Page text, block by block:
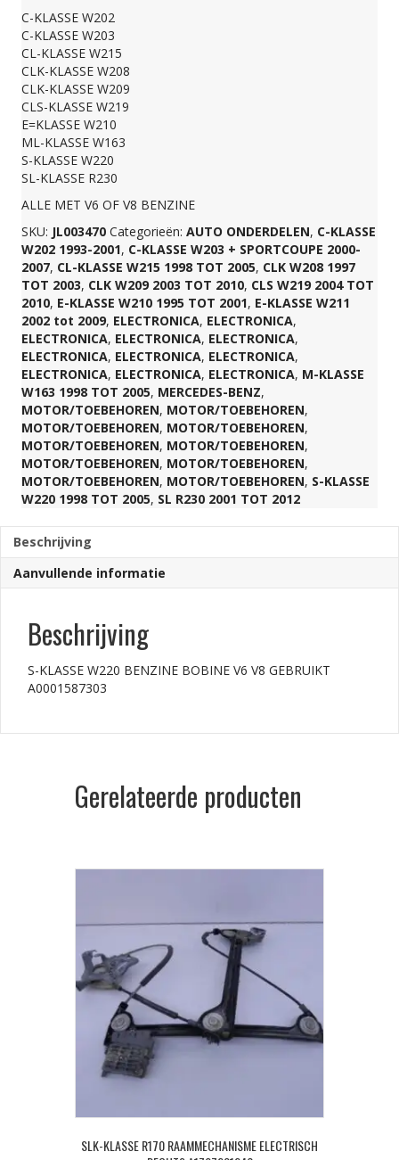
GEBRUIKT
A0001587303
aantal
C-KLASSE W202
C-KLASSE W203
CL-KLASSE W215
CLK-KLASSE W208
CLK-KLASSE W209
CLS-KLASSE W219
E=KLASSE W210
ML-KLASSE W163
S-KLASSE W220
SL-KLASSE R230
ALLE MET V6 OF V8 BENZINE
SKU: JL003470 Categorieën: AUTO ONDERDELEN, C-KLASSE
W202 1993-2001, C-KLASSE W203 + SPORTCOUPE 2000-
2007, CL-KLASSE W215 1998 TOT 2005, CLK W208 1997
TOT 2003, CLK W209 2003 TOT 2010, CLS W219 2004 TOT
2010, E-KLASSE W210 1995 TOT 2001, E-KLASSE W211
2002 tot 2009, ELECTRONICA, ELECTRONICA,
ELECTRONICA, ELECTRONICA, ELECTRONICA,
ELECTRONICA, ELECTRONICA, ELECTRONICA,
ELECTRONICA, ELECTRONICA, ELECTRONICA, M-KLASSE
W163 1998 TOT 2005, MERCEDES-BENZ,
MOTOR/TOEBEHOREN, MOTOR/TOEBEHOREN,
MOTOR/TOEBEHOREN, MOTOR/TOEBEHOREN,
MOTOR/TOEBEHOREN, MOTOR/TOEBEHOREN,
MOTOR/TOEBEHOREN, MOTOR/TOEBEHOREN,
MOTOR/TOEBEHOREN, MOTOR/TOEBEHOREN, S-KLASSE
W220 1998 TOT 2005, SL R230 2001 TOT 2012
Beschrijving
Aanvullende informatie
Beschrijving
S-KLASSE W220 BENZINE BOBINE V6 V8 GEBRUIKT
A0001587303
Gerelateerde producten
SLK-KLASSE R170 RAAMMECHANISME ELECTRISCH